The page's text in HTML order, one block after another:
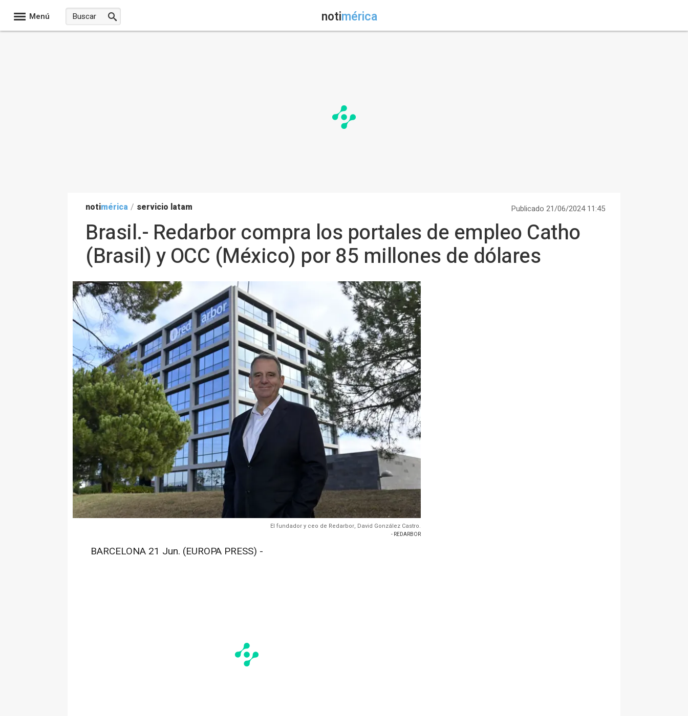
Menú notimérica
notimérica / servicio latam Publicado 21/06/2024 11:45
Brasil.- Redarbor compra los portales de empleo Catho
(Brasil) y OCC (México) por 85 millones de dólares
El fundador y ceo de Redarbor, David González Castro.
- REDARBOR
BARCELONA 21 Jun. (EUROPA PRESS) -